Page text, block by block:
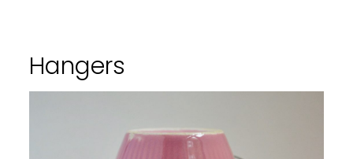
Hangers